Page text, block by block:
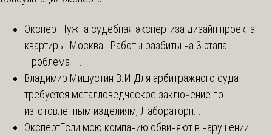
ЭкспертНужна судебная экспертиза дизайн проекта
квартиры. Москва. Работы разбиты на 3 этапа.
Проблема н...
Владимир Мишустин В.И. Для арбитражного суда
требуется металловедческое заключение по
изготовленным изделиям, Лабораторн...
ЭкспертЕсли мою компанию обвиняют в нарушении